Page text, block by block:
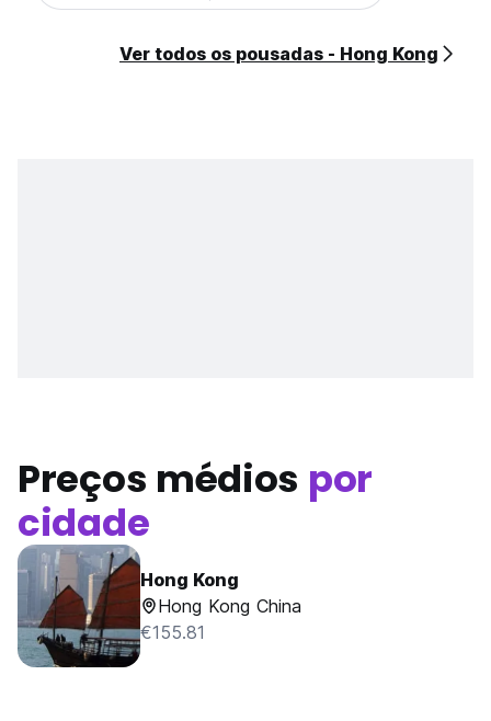
Ver todos os pousadas - Hong Kong
Preços médios por
cidade
Hong Kong
Hong Kong China
€155.81